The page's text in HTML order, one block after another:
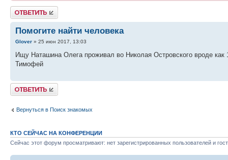
Ответить
Помогите найти человека
Glover » 25 июн 2017, 13:03
Ищу Наташина Олега проживал во Николая Островского вроде
Тимофей
Ответить
Вернуться в Поиск знакомых
КТО СЕЙЧАС НА КОНФЕРЕНЦИИ
Сейчас этот форум просматривают: нет зарегистрированных пользователей и